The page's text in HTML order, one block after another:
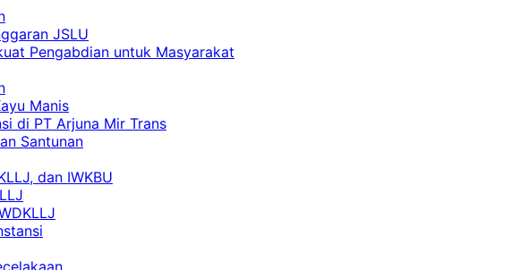
JSLU
Pengabdian untuk Masyarakat
Manis
di PT Arjuna Mir Trans
Santunan
dan IWKBU